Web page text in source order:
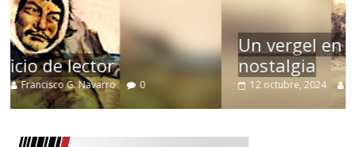
Un vergel en las nieblas de la
nostalgia
12 octubre, 2024 Francisco G. Navarro 0